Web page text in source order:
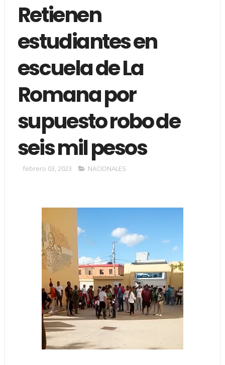
Retienen
estudiantes en
escuela de La
Romana por
supuesto robo de
seis mil pesos
febrero 03, 2023 NACIONALES